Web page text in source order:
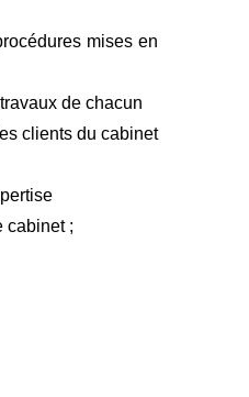
mises en
de chacun
clients du cabinet
cabinet ;